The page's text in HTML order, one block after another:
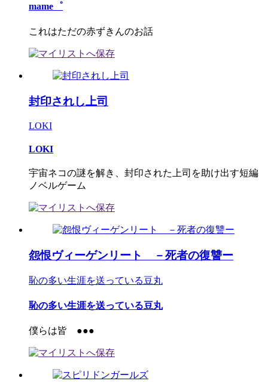
mame゜
これはただの赤ずきんのお話
封印されし上司
LOKI
LOKI
宇宙ネコの謎を解き、封印された上司を助け出す短編
ノベルゲーム
怨恨ヴィーゲンリート －死者の復讐ー
恥の多い生涯を送っている豆丸
恥の多い生涯を送っている豆丸
僕らは皆 ●●●